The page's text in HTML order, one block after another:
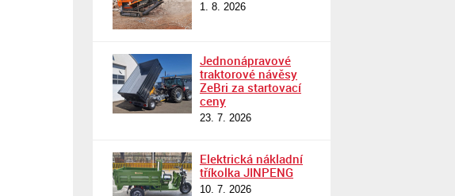
1. 8. 2026
Jednonápravové
traktorové návěsy
ZeBri za startovací
ceny
23. 7. 2026
Elektrická nákladní
tříkolka JINPENG
10. 7. 2026